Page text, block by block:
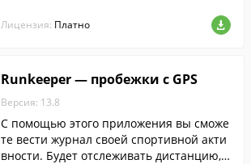
ноценной симуляции мыши, трекпада и
Лицензия: Платно
Runkeeper — пробежки с GPS
Версия: 13.8
С помощью этого приложения вы сможе
те вести журнал своей спортивной акти
вности. Будет отслеживать дистанцию, к